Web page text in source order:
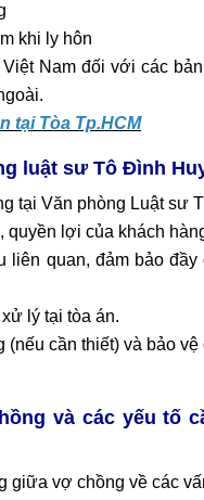
khi ly hôn
Nam đối với các
tại Tòa Tp.HCM
luật sư Tô Đình
tại Văn phòng Luật sư
quyền lợi của khách
quan, đảm bảo
lý tại tòa án.
cần thiết) và bảo
và các yếu tố
giữa vợ chồng về các